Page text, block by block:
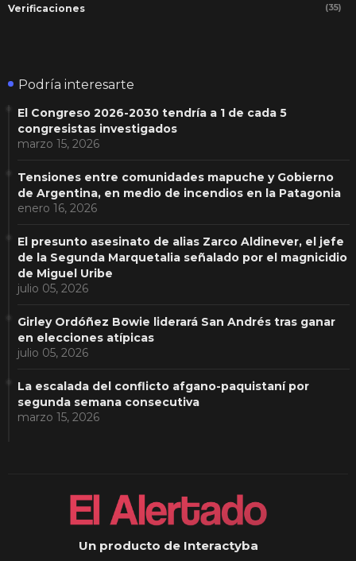
Verificaciones (35)
Podría interesarte
El Congreso 2026-2030 tendría a 1 de cada 5
congresistas investigados
marzo 15, 2026
Tensiones entre comunidades mapuche y Gobierno
de Argentina, en medio de incendios en la Patagonia
enero 16, 2026
El presunto asesinato de alias Zarco Aldinever, el jefe
de la Segunda Marquetalia señalado por el magnicidio
de Miguel Uribe
julio 05, 2026
Girley Ordóñez Bowie liderará San Andrés tras ganar
en elecciones atípicas
julio 05, 2026
La escalada del conflicto afgano-paquistaní por
segunda semana consecutiva
marzo 15, 2026
Un producto de Interactyba